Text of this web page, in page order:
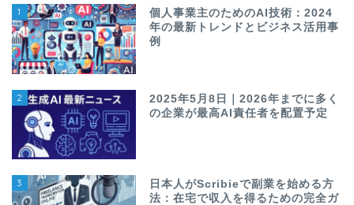
1
個人事業主のためのAI技術：2024
年の最新トレンドとビジネス活用事
例
2
2025年5月8日｜2026年までに多く
の企業が最高AI責任者を配置予定
3
日本人がScribieで副業を始める方
法：在宅で収入を得るための完全ガ